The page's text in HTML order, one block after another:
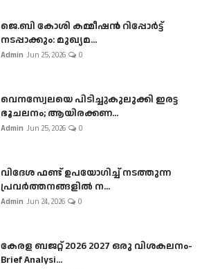
ജെ.ബി കോശി കമ്മീഷൻ റിപ്പോർട്ട്
നടപ്പാക്കും: മുഖ്യമ...
Admin Jun 25, 2026 0
വെനസ്വേലയെ പിടിച്ചുകുലുക്കി ഇരട്ട
ഭൂചലനം; ആയിരക്കണ...
Admin Jun 25, 2026 0
വിദേശ ഫണ്ട് ഉപയോഗിച്ച് നടത്തുന്ന
പ്രവർത്തനങ്ങളിൽ ന...
Admin Jun 24, 2026 0
കേരള ബജറ്റ് 2026 2027 ഒരു വിശകലനം-
Brief Analysi...